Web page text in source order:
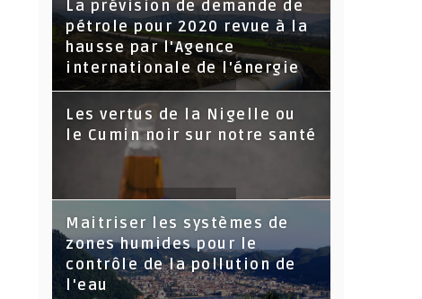
La prévision de demande de
pétrole pour 2020 revue à la
hausse par l'Agence
internationale de l'énergie
Les vertus de la Nigelle ou
le Cumin noir sur notre santé
Maitriser les systèmes de
zones humides pour le
contrôle de la pollution de
l'eau